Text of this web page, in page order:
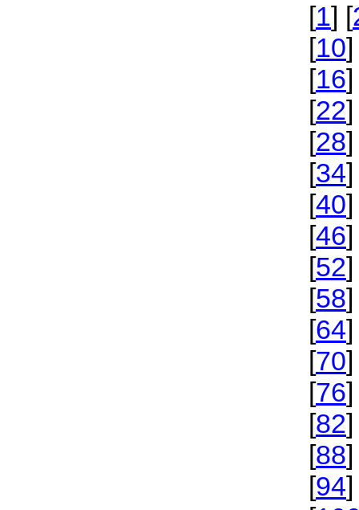
[1] [
[10]
[16]
[22]
[28]
[34]
[40]
[46]
[52]
[58]
[64]
[70]
[76]
[82]
[88]
[94]